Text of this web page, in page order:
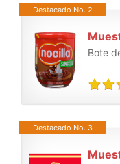
Destacado No. 2
Bote
Destacado No. 3